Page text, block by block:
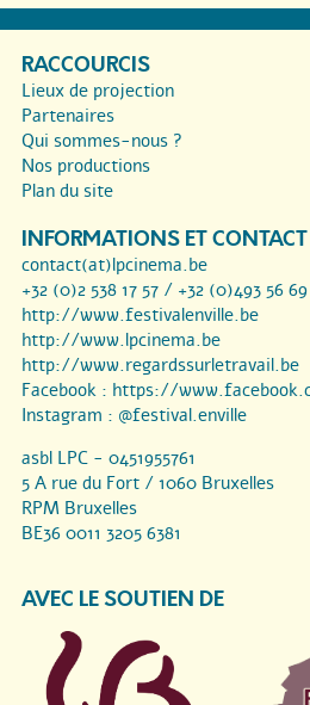
RACCOURCIS
Lieux de projection
Partenaires
Qui sommes-nous ?
Nos productions
Plan du site
INFORMATIONS ET CONTACT
contact(at)lpcinema.be
+32 (0)2 538 17 57 / +32 (0)493 56
http://www.festivalenville.be
http://www.lpcinema.be
http://www.regardssurletravail.be
Facebook : https://
Instagram : @festival.enville
asbl LPC - 0451955761
5 A rue du Fort / 1060 Bruxelles
RPM Bruxelles
BE36 0011 3205 6381
AVEC LE SOUTIEN DE